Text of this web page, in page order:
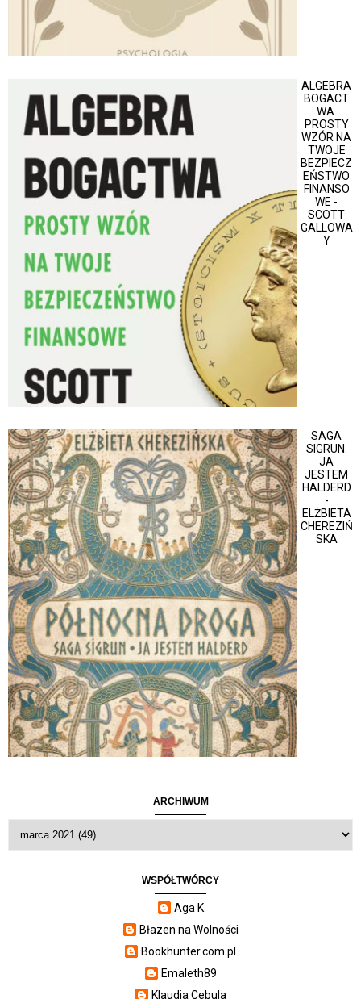
ALGEBRA
BOGACT
WA.
PROSTY
WZÓR NA
TWOJE
BEZPIECZ
EŃSTWO
FINANSO
WE -
SCOTT
GALLOWA
Y
SAGA
SIGRUN.
JA
JESTEM
HALDERD
-
ELŻBIETA
CHEREZIŃ
SKA
ARCHIWUM
WSPÓŁTWÓRCY
Aga K
Błazen na Wolności
Bookhunter.com.pl
Emaleth89
Klaudia Cebula